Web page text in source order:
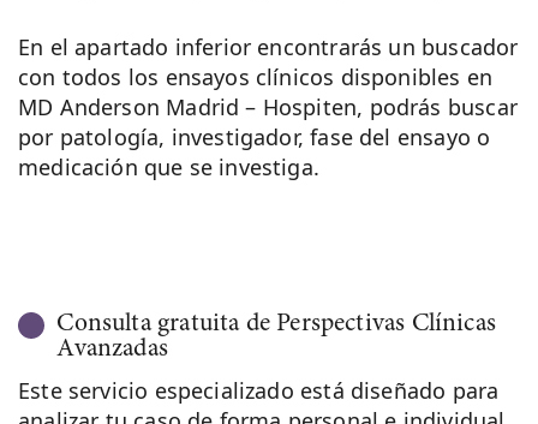
En el apartado inferior encontrarás un buscador
con todos los ensayos clínicos disponibles en
MD Anderson Madrid – Hospiten, podrás buscar
por patología, investigador, fase del ensayo o
medicación que se investiga.
Consulta gratuita de Perspectivas Clínicas
Avanzadas
Este servicio especializado está diseñado para